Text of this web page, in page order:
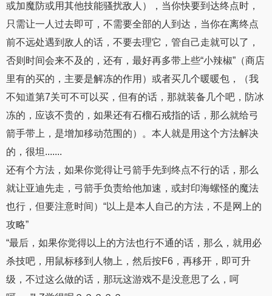
或加魔防或用其他技能骚扰敌人），当你快要到达终点时，
只需让一人过去即可，不需要全部的人到达，当你在离终点
前不远处遇到敌人的话，不要去理它，管自己走就可以了，
否则时间会来不及的，还有，最好再多带上些“小辣椒”（商店
里有的买的，主要是解冻的作用）或者买几个暖暖包，（我
不知道第7关可不可以买，但有的话，那就装备几个吧，防冰
冻的，应该不贵的，如果还有石榴石戒指的话，那么就给弓
箭手带上，是增加移动范围的）。本人就是用这个方法解决
的，很坦.......
还有个方法，如果你觉得让弓箭手先到终点不行的话，那么
就让亚迪先走，弓箭手负责给他加速，或封印海螺怪的魔法
也行，但要注意时间）“以上是本人自己的方法，不是网上的
攻略”
“最后，如果你觉得以上的方法也行不通的话，那么，就用必
杀技吧，用鼠标移到人物上，然后按F6，再移开，即可升
级，不过这么做的话，那玩这游戏不是没意思了么，呵